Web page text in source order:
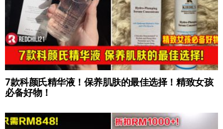
7款科颜氏精华液！保养肌肤的最佳选择！精致女孩
必备好物！